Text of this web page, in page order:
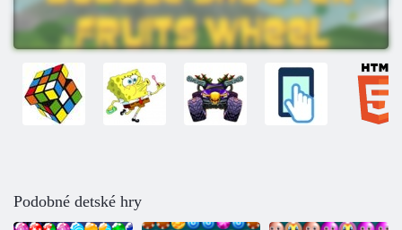
Podobné detské hry